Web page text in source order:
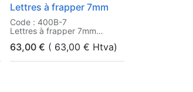
Lettres à frapper 7mm
Code : 400B-7
Lettres à frapper 7mm
63,00 € ( 63,00 € Htva)